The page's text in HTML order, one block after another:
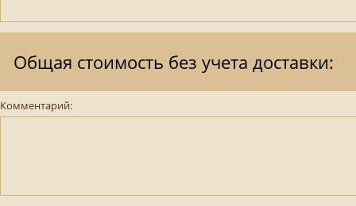
Общая стоимость без учета доставки:
Комментарий: